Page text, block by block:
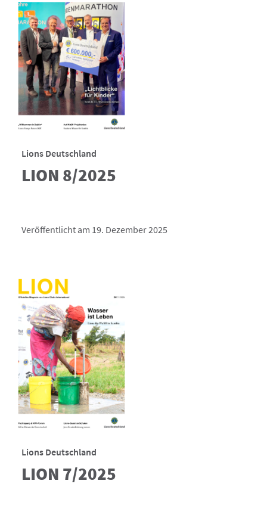
Lions Deutschland
LION 8/2025
Veröffentlicht am 19. Dezember 2025
Lions Deutschland
LION 7/2025